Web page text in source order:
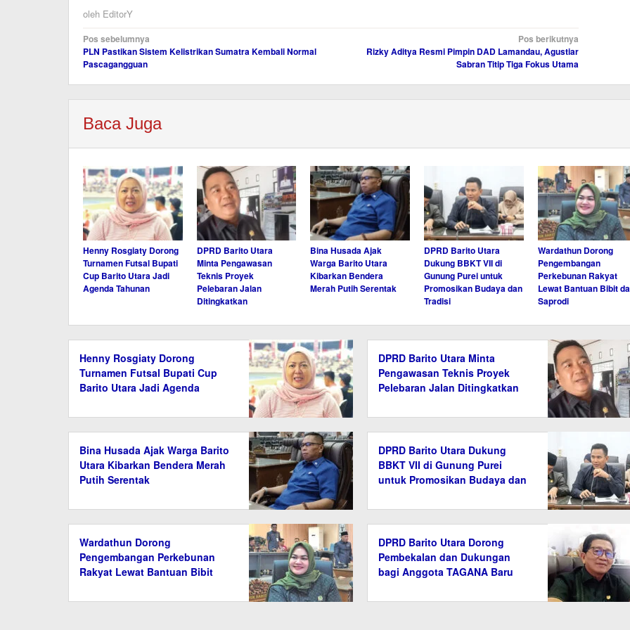
oleh EditorY
Navigasi
pos
Pos sebelumnya
PLN Pastikan Sistem Kelistrikan Sumatra Kembali Normal
Pascagangguan
Pos berikutnya
Rizky Aditya Resmi Pimpin DAD Lamandau, Agustiar
Sabran Titip Tiga Fokus Utama
Baca Juga
Henny Rosgiaty Dorong
Turnamen Futsal Bupati
Cup Barito Utara Jadi
Agenda Tahunan
DPRD Barito Utara
Minta Pengawasan
Teknis Proyek
Pelebaran Jalan
Ditingkatkan
Bina Husada Ajak
Warga Barito Utara
Kibarkan Bendera
Merah Putih Serentak
DPRD Barito Utara
Dukung BBKT VII di
Gunung Purei untuk
Promosikan Budaya dan
Tradisi
Wardathun Dorong
Pengembangan
Perkebunan Rakyat
Lewat Bantuan Bibit
Saprodi
Henny Rosgiaty Dorong
Turnamen Futsal Bupati Cup
Barito Utara Jadi Agenda
DPRD Barito Utara Minta
Pengawasan Teknis Proyek
Pelebaran Jalan Ditingkatkan
Bina Husada Ajak Warga Barito
Utara Kibarkan Bendera Merah
Putih Serentak
DPRD Barito Utara Dukung
BBKT VII di Gunung Purei
untuk Promosikan Budaya dan
Wardathun Dorong
Pengembangan Perkebunan
Rakyat Lewat Bantuan Bibit
DPRD Barito Utara Dorong
Pembekalan dan Dukungan
bagi Anggota TAGANA Baru